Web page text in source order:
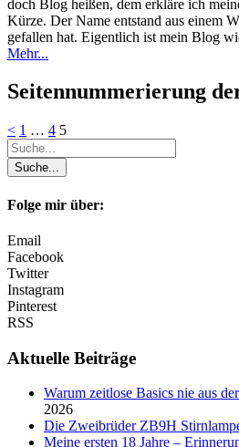
doch Blog heißen, dem erkläre ich
Kürze. Der Name entstand aus einem
gefallen hat. Eigentlich ist mein Blog
Mehr...
Seitennummerierung
< 1 … 4 5
Folge mir über:
Email
Facebook
Twitter
Instagram
Pinterest
RSS
Aktuelle Beiträge
Warum zeitlose Basics nie aus
2026
Die Zweibrüder ZB9H
Meine ersten 18 Jahre –